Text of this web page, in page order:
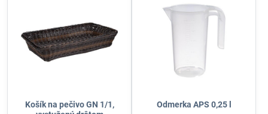
Košík na pečivo GN 1/1,
Odmerka APS 0,25 l